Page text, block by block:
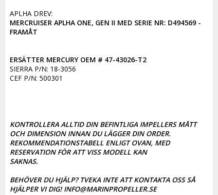
MERCRUISER APLHA ONE, GEN II MED SERIE NR: D494569 -
FRAMÅT
ERSÄTTER MERCURY OEM # 47-43026-T2
SIERRA P/N: 18-3056
CEF P/N: 500301
KONTROLLERA ALLTID DIN BEFINTLIGA IMPELLERS MÅTT
OCH DIMENSION INNAN DU LÄGGER DIN ORDER.
REKOMMENDATIONSTABELL ENLIGT OVAN, MED
RESERVATION FÖR ATT VISS MODELL KAN
SAKNAS.
BEHÖVER DU HJÄLP? TVEKA INTE ATT KONTAKTA OSS SÅ
HJÄLPER VI DIG! INFO@MARINPROPELLER.SE